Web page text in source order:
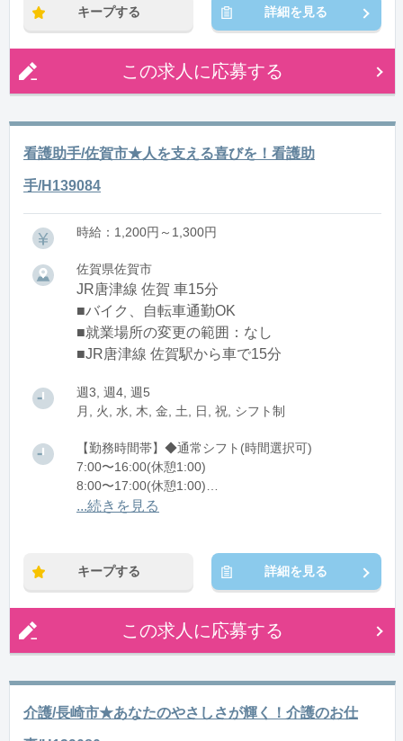
キープする 詳細を見る
この求人に応募する
看護助手/佐賀市★人を支える喜びを！看護助
手/H139084
時給：1,200円～1,300円
佐賀県佐賀市
JR唐津線 佐賀 車15分
■バイク、自転車通勤OK
■就業場所の変更の範囲：なし
■JR唐津線 佐賀駅から車で15分
週3, 週4, 週5
月, 火, 水, 木, 金, 土, 日, 祝, シフト制
【勤務時間帯】◆通常シフト(時間選択可)
7:00〜16:00(休憩1:00)
8:00〜17:00(休憩1:00)
12:00〜21:00(休憩1:00)
...続きを見る
キープする 詳細を見る
この求人に応募する
介護/長崎市★あなたのやさしさが輝く！介護のお仕